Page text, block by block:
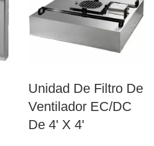
Unidad De Filtro De
Ventilador EC/DC
De 4' X 4'